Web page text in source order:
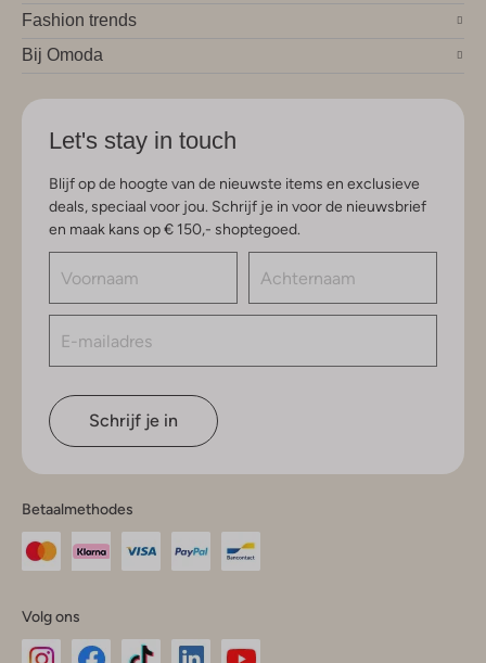
Fashion trends
Bij Omoda
Let's stay in touch
Blijf op de hoogte van de nieuwste items en exclusieve
deals, speciaal voor jou. Schrijf je in voor de nieuwsbrief
en maak kans op € 150,- shoptegoed.
Schrijf je in
Betaalmethodes
Volg ons